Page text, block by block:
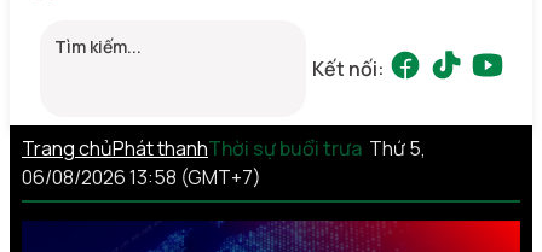
Kết nối:
Trang chủPhát thanhThời sự buổi trưa Thứ 5,
06/08/2026 13:58 (GMT+7)